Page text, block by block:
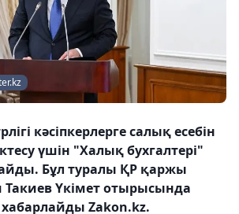
кәсіпкерлерге салық есебін
үшін "Халық бухгалтері"
Бұл туралы ҚР қаржы
Үкімет отырысында
Zakon.kz.